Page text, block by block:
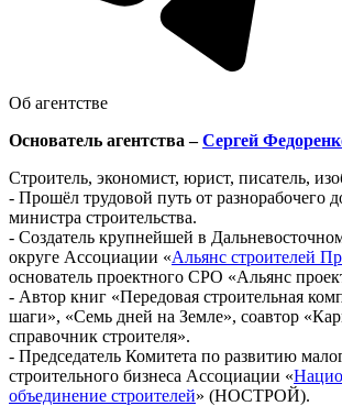
Об агентстве
Основатель агентства –Сергей
Строитель, экономист, юрист, писатель,
- Прошёл трудовой путь от разнорабочего
министра строительства.
- Создатель крупнейшей в
округе Ассоциации «Альянс строителей
основатель проектного СРО «Альянс
- Автор книг «Передовая строительная
шаги», «Семь дней на Земле», соавтор
справочник строителя».
- Председатель Комитета по развитию
строительного бизнеса Ассоциации «
объединение строителей» (НОСТРОЙ).